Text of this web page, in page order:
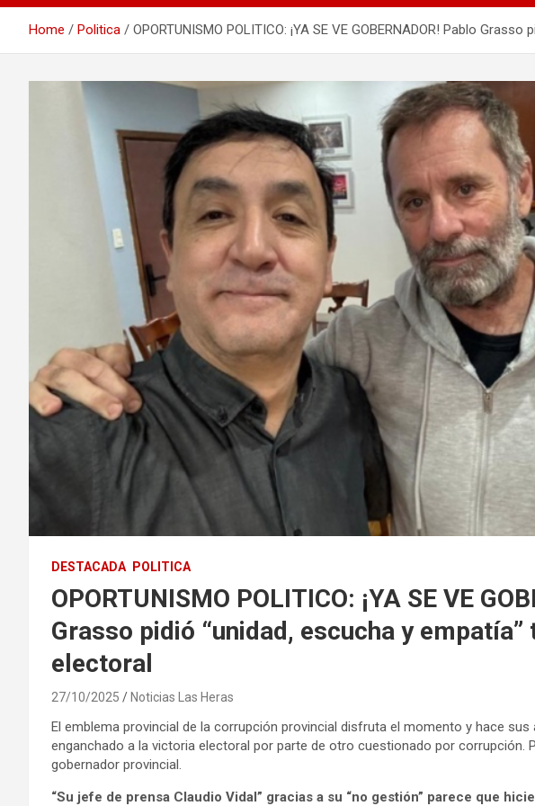
Home Politica OPORTUNISMO POLITICO: ¡YA SE VE GOBERNADOR! Pablo
DESTACADA POLITICA
OPORTUNISMO POLITICO: ¡YA SE VE
Grasso pidió “unidad, escucha y
electoral
27/10/2025 Noticias Las Heras
El emblema provincial de la corrupción provincial disfruta el momento y hace
enganchado a la victoria electoral por parte de otro cuestionado por corrupción.
gobernador provincial.
“Su jefe de prensa Claudio Vidal” gracias a su “no gestión” parece que